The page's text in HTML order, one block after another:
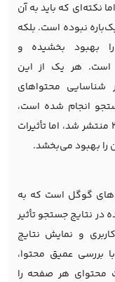
نکته‌ای که باید به آن
نبوده است. بلکه
بهبود بخشیده و
است. هر یک از این
شناسایی محتواهای
انجام شده است،
بنابراین، اگرچه اولین نسخه پاندا در سال ۲۰۱۱ منتشر شد، اما تأثیرات
را بهبود می‌بخشد.
گوگل است که به
نتایج جستجو تأثیر
و نمایش نتایج
بررسی عمیق محتوا،
محتوای هر صفحه را